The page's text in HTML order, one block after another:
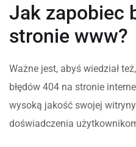
Jak zapobiec
stronie www?
Ważne jest, abyś wiedział
błędów 404 na stronie
wysoką jakość swojej
doświadczenia